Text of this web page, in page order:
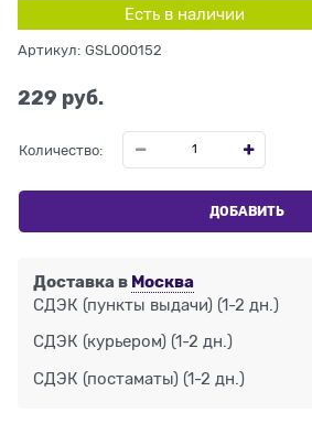
Есть в наличии
Артикул: GSL000152
229 руб.
Количество:
ДОБАВИТЬ
Доставка в Москва
СДЭК (пункты выдачи) (1-2 дн.)
СДЭК (курьером) (1-2 дн.)
СДЭК (постаматы) (1-2 дн.)